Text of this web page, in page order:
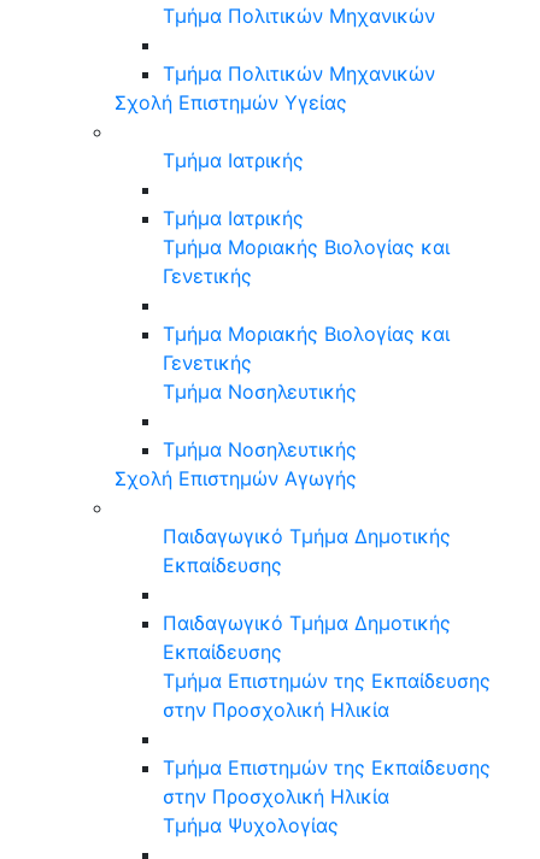
Τμήμα Πολιτικών Μηχανικών
Τμήμα Πολιτικών Μηχανικών
Σχολή Επιστημών Υγείας
Τμήμα Ιατρικής
Τμήμα Ιατρικής
Τμήμα Μοριακής Βιολογίας και
Γενετικής
Τμήμα Μοριακής Βιολογίας και
Γενετικής
Τμήμα Νοσηλευτικής
Τμήμα Νοσηλευτικής
Σχολή Επιστημών Αγωγής
Παιδαγωγικό Τμήμα Δημοτικής
Εκπαίδευσης
Παιδαγωγικό Τμήμα Δημοτικής
Εκπαίδευσης
Τμήμα Επιστημών της Εκπαίδευσης
στην Προσχολική Ηλικία
Τμήμα Επιστημών της Εκπαίδευσης
στην Προσχολική Ηλικία
Τμήμα Ψυχολογίας